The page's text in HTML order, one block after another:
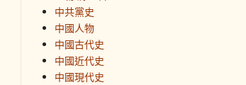
中共黨史
中國人物
中國古代史
中國近代史
中國現代史